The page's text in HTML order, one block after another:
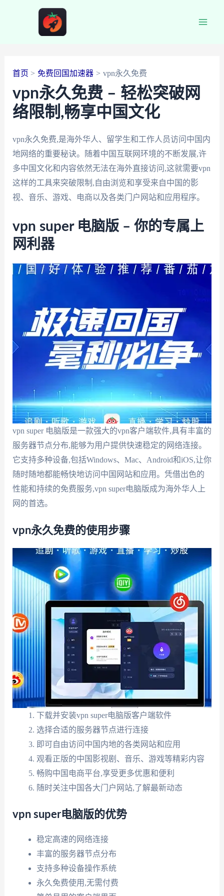
首页 免费回国加速器 vpn永久免费
vpn永久免费 – 轻松突破网
络限制,畅享中国文化
vpn永久免费,是海外华人、留学生和工作人员访问中国内
地网络的重要秘诀。随着中国互联网环境的不断发展,许
多中国文化和内容依然无法在海外直接访问,这就需要vpn
这样的工具来突破限制,自由浏览和享受来自中国的影
视、音乐、游戏、电商以及各类门户网站和应用程序。
vpn super 电脑版 – 你的专属上
网利器
vpn super 电脑版是一款强大的vpn客户端软件,具有丰富的
服务器节点分布,能够为用户提供快速稳定的网络连接。
它支持多种设备,包括Windows、Mac、Android和iOS,让你
随时随地都能畅快地访问中国网站和应用。凭借出色的
性能和持续的免费服务,vpn super电脑版成为海外华人上
网的首选。
vpn永久免费的使用步骤
下载并安装vpn super电脑版客户端软件
选择合适的服务器节点进行连接
即可自由访问中国内地的各类网站和应用
观看正版的中国影视剧、音乐、游戏等精彩内容
畅购中国电商平台,享受更多优惠和便利
随时关注中国各大门户网站,了解最新动态
vpn super电脑版的优势
稳定高速的网络连接
丰富的服务器节点分布
支持多种设备操作系统
永久免费使用,无需付费